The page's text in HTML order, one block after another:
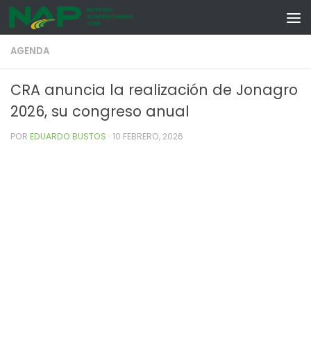
Skip to content
AGENDA
CRA anuncia la realización de Jonagro
2026, su congreso anual
POR EDUARDO BUSTOS · 10 FEBRERO, 2026